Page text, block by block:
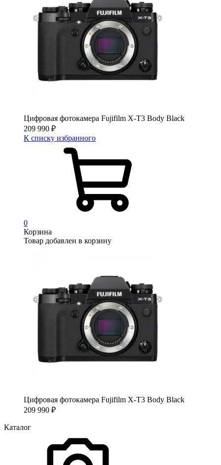
Цифровая фотокамера Fujifilm X-T3 Body Black
209 990 ₽
К списку избранного
0
Корзина
Товар добавлен в корзину
Цифровая фотокамера Fujifilm X-T3 Body Black
209 990 ₽
Каталог